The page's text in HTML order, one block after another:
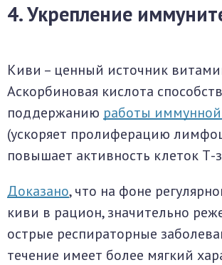
4. Укрепление
Киви – ценный источник
Аскорбиновая кислота
поддержанию работы
(ускоряет пролиферацию
повышает активность клеток Т-
Доказано, что на фоне
киви в рацион, значительно
острые респираторные
течение имеет более мягкий